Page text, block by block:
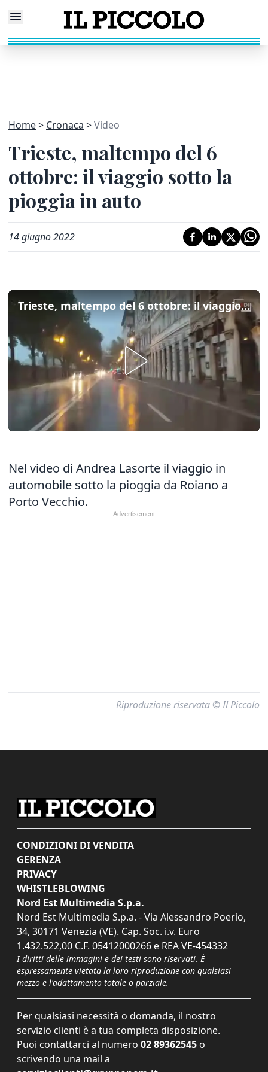
Home Cronaca Video
Trieste, maltempo del 6
ottobre: il viaggio sotto la
pioggia in auto
14 giugno 2022
Trieste, maltempo del 6 ottobre: il viaggio sotto la pioggia in auto
Nel video di Andrea Lasorte il viaggio in
automobile sotto la pioggia da Roiano a
Porto Vecchio.
Riproduzione riservata © Il Piccolo
CONDIZIONI DI VENDITA
GERENZA
PRIVACY
WHISTLEBLOWING
Nord Est Multimedia S.p.a.
Nord Est Multimedia S.p.a. - Via Alessandro Poerio,
34, 30171 Venezia (VE). Cap. Soc. i.v. Euro
1.432.522,00 C.F. 05412000266 e REA VE-454332
I diritti delle immagini e dei testi sono riservati. È
espressamente vietata la loro riproduzione con qualsiasi
mezzo e l'adattamento totale o parziale.
Per qualsiasi necessità o domanda, il nostro
servizio clienti è a tua completa disposizione.
Puoi contattarci al numero 02 89362545 o
scrivendo una mail a